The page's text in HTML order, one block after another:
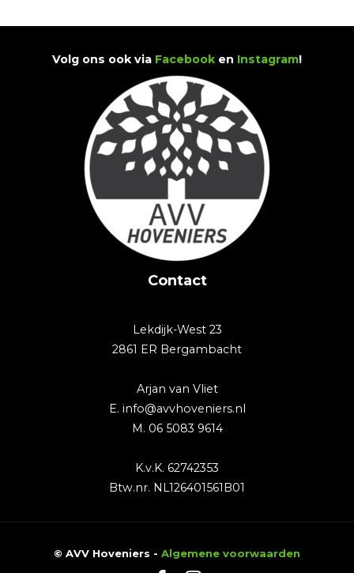
Volg ons ook via Facebooken Instagram!
Contact
Lekdijk-West 23
2861 ER Bergambacht
Arjan van Vliet
E. info@avvhoveniers.nl
M. 06 5083 9614
K.v.K. 62742353
Btw.nr. NL126401561B01
© AVV Hoveniers - Algemene voorwaarden